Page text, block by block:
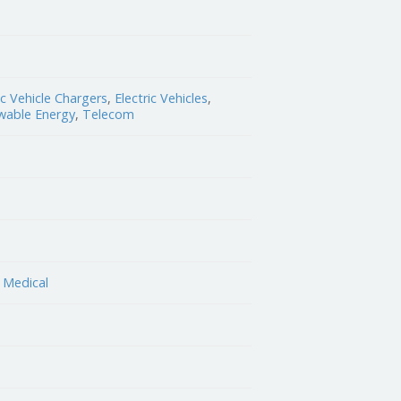
Vehicle Chargers, Electric Vehicles,
Energy, Telecom
Medical